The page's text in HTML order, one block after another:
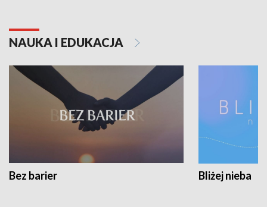
NAUKA I EDUKACJA
Bez barier Bliżej nieba